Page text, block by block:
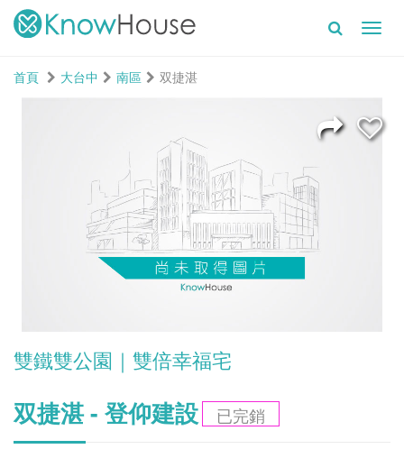
首頁 大台中 南區 双捷湛
雙鐵雙公園｜雙倍幸福宅
双捷湛 - 登仰建設 已完銷